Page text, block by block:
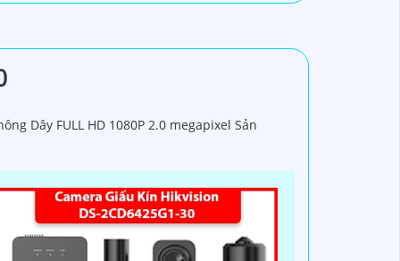
Dây FULL HD 1080P 2.0 megapixel Sản